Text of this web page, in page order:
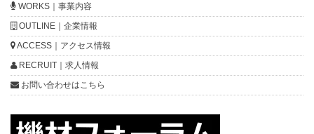
WORKS｜事業内容
OUTLINE｜企業情報
ACCESS｜アクセス情報
RECRUIT｜求人情報
お問い合わせはこちら